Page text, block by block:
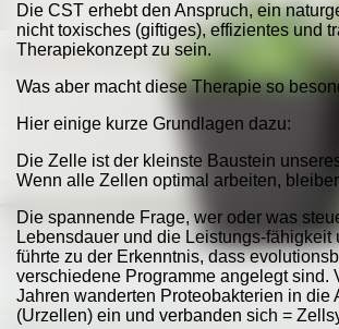
Die CST erhebt den Anspruch, ein
nicht toxisches (giftiges), effizientes und
Therapiekonzept zu sein.
Was aber macht diese Therapie so
Hier einige kurze Grundlagen dazu:
Die Zelle ist der kleinste Baustein
Wenn alle Zellen optimal arbeiten,
Die spannende Frage, wer oder was
Lebensdauer und die Leistungs-fähigkeit
führte zu der Erkenntnis, dass
verschiedene Programme angelegt sind.
Jahren wanderten Proteobakterien in die
(Urzellen) ein und verbanden sich =